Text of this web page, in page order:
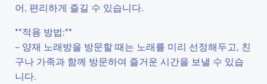
어, 편리하게 즐길 수 있습니다.
**적용 방법:**
– 양재 노래방을 방문할 때는 노래를 미리 선정해두고, 친
구나 가족과 함께 방문하여 즐거운 시간을 보낼 수 있습
니다.